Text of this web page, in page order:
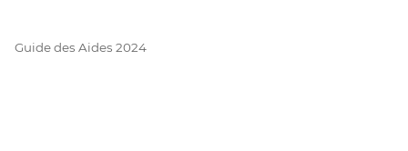
Guide des Aides 2024